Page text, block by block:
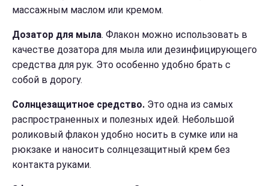
массажным маслом или кремом.
Дозатор для мыла. Флакон можно использовать в
качестве дозатора для мыла или дезинфицирующего
средства для рук. Это особенно удобно брать с
собой в дорогу.
Солнцезащитное средство. Это одна из самых
распространенных и полезных идей. Небольшой
роликовый флакон удобно носить в сумке или на
рюкзаке и наносить солнцезащитный крем без
контакта руками.